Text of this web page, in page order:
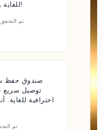
للغاية وبنية متينة. أنصح به بشدة!
تم
صندوق حفظ
توصيل سريع
احترافية للغاية.
تم